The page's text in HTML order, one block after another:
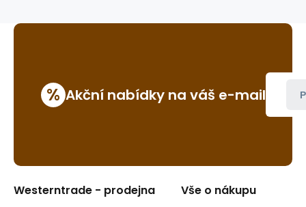
% Akční nabídky na váš e-mail
Westerntrade - prodejna Vše o nákupu